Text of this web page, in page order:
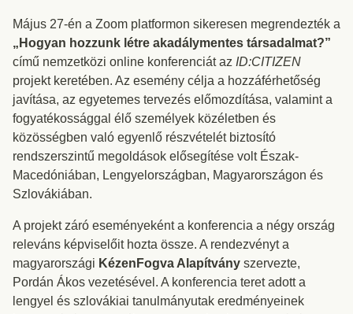
Május 27-én a Zoom platformon sikeresen megrendezték a
„Hogyan hozzunk létre akadálymentes társadalmat?”
című nemzetközi online konferenciát az ID:CITIZEN
projekt keretében. Az esemény célja a hozzáférhetőség
javítása, az egyetemes tervezés előmozdítása, valamint a
fogyatékossággal élő személyek közéletben és
közösségben való egyenlő részvételét biztosító
rendszerszintű megoldások elősegítése volt Észak-
Macedóniában, Lengyelországban, Magyarországon és
Szlovákiában.
A projekt záró eseményeként a konferencia a négy ország
releváns képviselőit hozta össze. A rendezvényt a
magyarországi KézenFogva Alapítvány szervezte,
Pordán Ákos vezetésével. A konferencia teret adott a
lengyel és szlovákiai tanulmányutak eredményeinek